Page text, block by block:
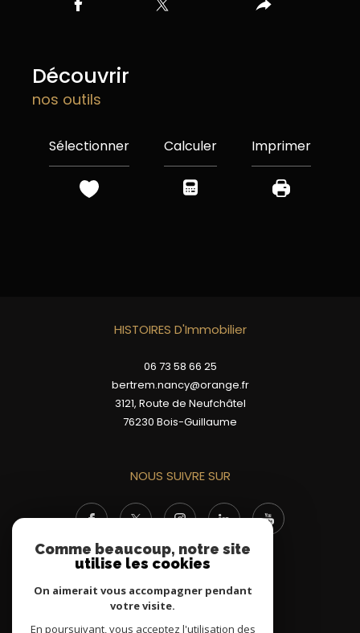
découvrir
nos outils
Sélectionner Calculer Imprimer
HISTOIRES D'Immobilier
06 73 58 66 25
bertrem.nancy@orange.fr
3121, Route de Neufchâtel
76230
Bois-Guillaume
NOUS SUIVRE SUR
ADHÉRENTS
Comme beaucoup, notre site
utilise les cookies
On aimerait vous accompagner pendant
votre visite.
En poursuivant, vous acceptez l'utilisation des